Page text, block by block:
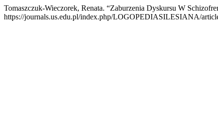
Tomaszczuk-Wieczorek, Renata. “Zaburzenia Dyskursu W
https://journals.us.edu.pl/index.php/LOGOPEDIASILESIANA/